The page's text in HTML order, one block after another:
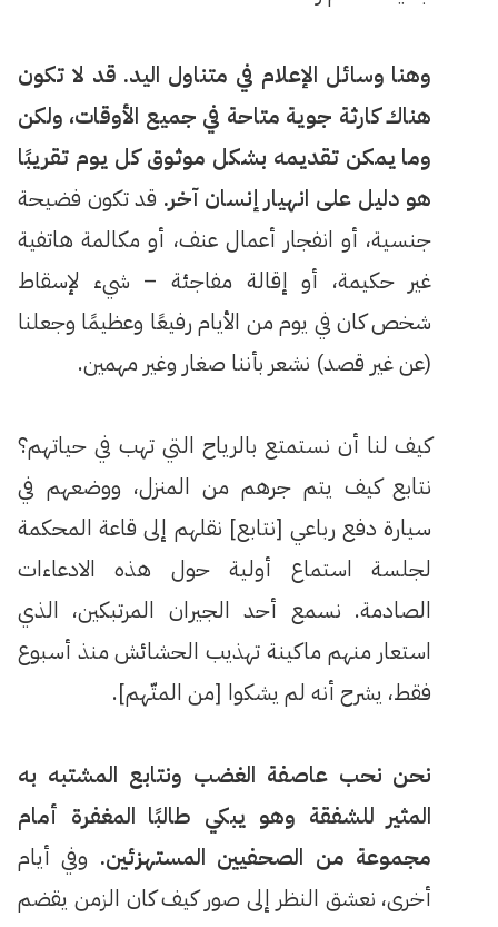
وهنا وسائل الإعلام في متناول اليد. قد لا تكون
هناك كارثة جوية متاحة في جميع الأوقات، ولكن
وما يمكن تقديمه بشكل موثوق كل يوم تقريبًا
هو دليل على انهيار إنسان آخر. قد تكون فضيحة
جنسية، أو انفجار أعمال عنف، أو مكالمة هاتفية
غير حكيمة، أو إقالة مفاجئة – شيء لإسقاط
شخص كان في يوم من الأيام رفيعًا وعظيمًا وجعلنا
(عن غير قصد) نشعر بأننا صغار وغير مهمين.
كيف لنا أن نستمتع بالرياح التي تهب في حياتهم؟
نتابع كيف يتم جرهم من المنزل، ووضعهم في
سيارة دفع رباعي [نتابع] نقلهم إلى قاعة المحكمة
لجلسة استماع أولية حول هذه الادعاءات
الصادمة. نسمع أحد الجيران المرتبكين، الذي
استعار منهم ماكينة تهذيب الحشائش منذ أسبوع
فقط، يشرح أنه لم يشكوا [من المتّهم].
نحن نحب عاصفة الغضب ونتابع المشتبه به
المثير للشفقة وهو يبكي طالبًا المغفرة أمام
مجموعة من الصحفيين المستهزئين. وفي أيام
أخرى، نعشق النظر إلى صور كيف كان الزمن يقضم